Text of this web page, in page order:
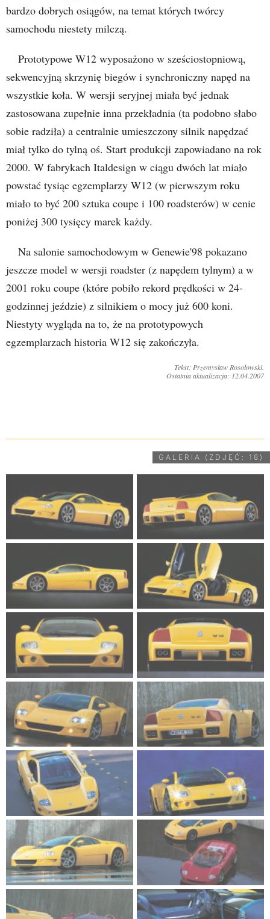
bardzo dobrych osiągów, na temat których twórcy
samochodu niestety milczą.
Prototypowe W12 wyposażono w sześciostopniową,
sekwencyjną skrzynię biegów i synchroniczny napęd na
wszystkie koła. W wersji seryjnej miała być jednak
zastosowana zupełnie inna przekładnia (ta podobno słabo
sobie radziła) a centralnie umieszczony silnik napędzać
miał tylko do tylną oś. Start produkcji zapowiadano na rok
2000. W fabrykach Italdesign w ciągu dwóch lat miało
powstać tysiąc egzemplarzy W12 (w pierwszym roku
miało to być 200 sztuka coupe i 100 roadsterów) w cenie
poniżej 300 tysięcy marek każdy.
Na salonie samochodowym w Genewie'98 pokazano
jeszcze model w wersji roadster (z napędem tylnym) a w
2001 roku coupe (które pobiło rekord prędkości w 24-
godzinnej jeździe) z silnikiem o mocy już 600 koni.
Niestyty wygląda na to, że na prototypowych
egzemplarzach historia W12 się zakończyła.
Tekst: Przemysław Rosołowski.
Ostatnia aktualizacja: 12.04.2007
GALERIA (ZDJĘĆ: 18)